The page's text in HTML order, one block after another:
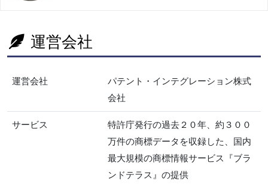
運営会社
運営会社
パテント・インテグレーション株式
会社
サービス
特許庁発行の過去２０年、約３００
万件の商標データを収録した、国内
最大規模の商標情報サービス『ブラ
ンドテラス』の提供